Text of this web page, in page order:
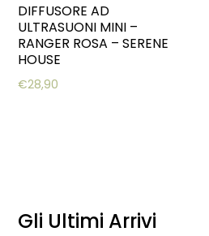
DIFFUSORE AD
ULTRASUONI MINI –
RANGER ROSA – SERENE
HOUSE
€28,90
Gli Ultimi Arrivi